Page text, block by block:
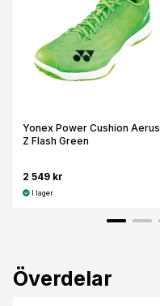
Yonex Power Cushion Aerus
Z Flash Green
2 549 kr
I lager
Överdelar